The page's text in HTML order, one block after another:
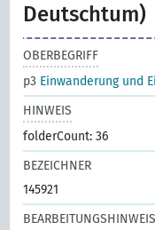
Deutschtum)
OBERBEGRIFF
p3 Einwanderung und
HINWEIS
folderCount: 36
BEZEICHNER
145921
BEARBEITUNGSHINWEIS